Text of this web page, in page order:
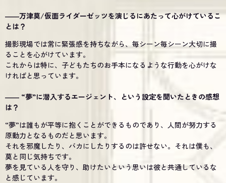
――万津莫/仮面ライダーゼッツを演じるにあたって心がけているこ
とは？
撮影現場では常に緊張感を持ちながら、毎シーン毎シーン大切に撮
ることを心がけています。
これからは特に、子どもたちのお手本になるような行動を心がけな
ければと思っています。
―― “夢”に潜入するエージェント、という設定を聞いたときの感想
は？
“夢”は誰もが平等に抱くことができるものであり、人間が努力する
原動力となるものだと思います。
それを邪魔したり、バカにしたりするのは許せない。それは僕も、
莫と同じ気持ちです。
夢を見ている人を守り、助けたいという思いは彼と共通しているな
と感じています。